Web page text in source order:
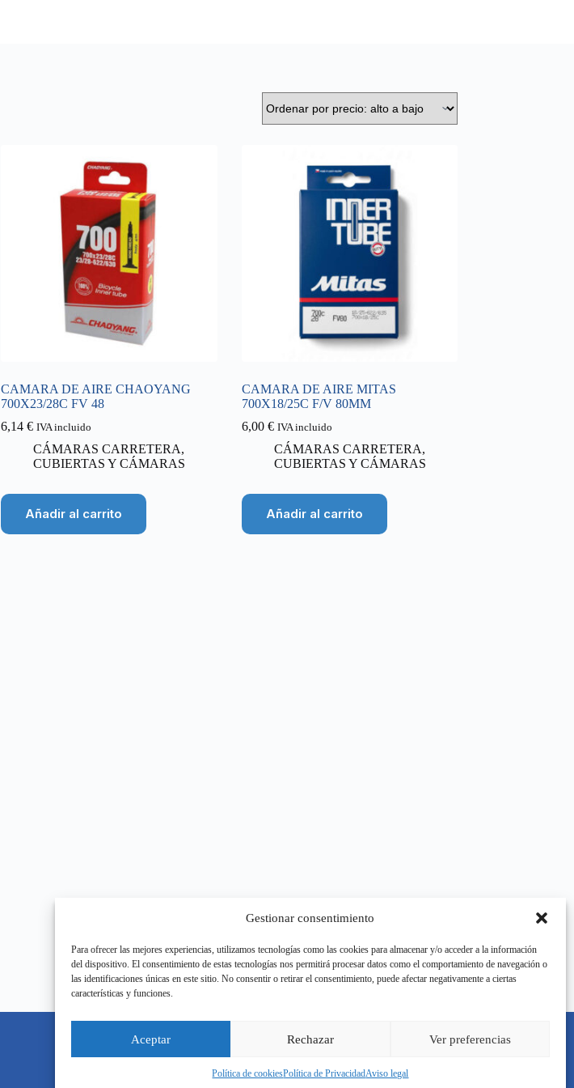
Gestionar consentimiento
Para ofrecer las mejores experiencias, utilizamos tecnologías como las cookies para almacenar y/o acceder a la información
del dispositivo. El consentimiento de estas tecnologías nos permitirá procesar datos como el comportamiento de navegación o
las identificaciones únicas en este sitio. No consentir o retirar el consentimiento, puede afectar negativamente a ciertas
características y funciones.
Aceptar Rechazar Ver preferencias
Política de cookiesPolítica de PrivacidadAviso legal
CAMARA DE AIRE CHAOYANG
700X23/28C FV 48
6,14 € IVA incluido
CÁMARAS CARRETERA,
CUBIERTAS Y CÁMARAS
Añadir al carrito
CAMARA DE AIRE MITAS
700X18/25C F/V 80MM
6,00 € IVA incluido
CÁMARAS CARRETERA,
CUBIERTAS Y CÁMARAS
Añadir al carrito